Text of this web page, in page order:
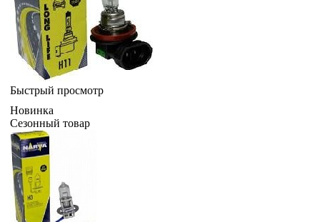
Быстрый просмотр
Новинка
Сезонный товар